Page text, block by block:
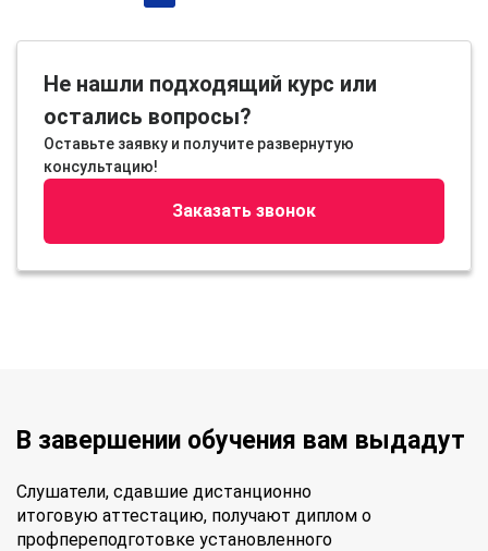
Не нашли подходящий курс или
остались вопросы?
Оставьте заявку и получите развернутую
консультацию!
Заказать звонок
В завершении обучения вам выдадут
Слушатели, сдавшие дистанционно
итоговую аттестацию, получают диплом о
профпереподготовке установленного